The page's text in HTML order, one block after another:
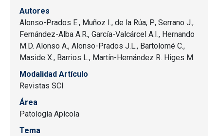
Autores
Alonso-Prados E., Muñoz I., de la Rúa, P., Serrano J.,
Fernández-Alba A.R., García-Valcárcel A.I., Hernando
M.D. Alonso A., Alonso-Prados J.L., Bartolomé C.,
Maside X., Barrios L., Martín-Hernández R. Higes M.
Modalidad Artículo
Revistas SCI
Área
Patología Apícola
Tema